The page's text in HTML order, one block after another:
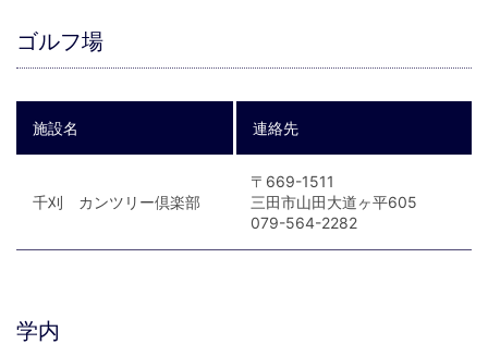
ゴルフ場
施設名 連絡先
千刈 カンツリー倶楽部
〒669-1511
三田市山田大道ヶ平605
079-564-2282
学内